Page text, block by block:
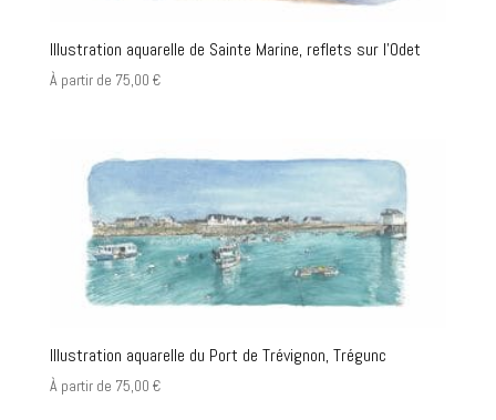
Illustration aquarelle de Sainte Marine, reflets sur l’Odet
À partir de 75,00 €
Illustration aquarelle du Port de Trévignon, Trégunc
À partir de 75,00 €